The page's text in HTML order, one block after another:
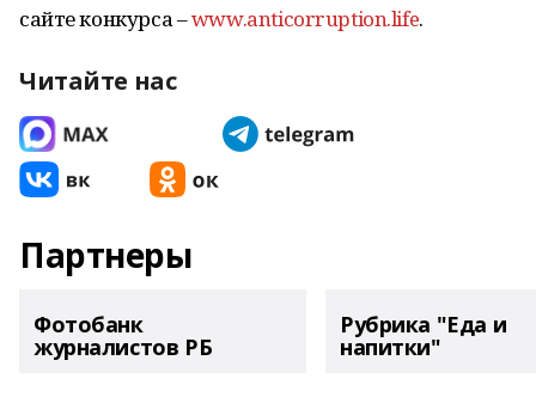
сайте конкурса –www.anticorruption.life.
Читайте нас
Партнеры
Фотобанк
журналистов РБ
Рубрика "Еда и
напитки"